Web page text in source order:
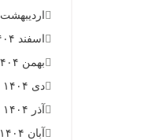
اردیبهشت ۱۴۰۵
اسفند ۱۴۰۴
بهمن ۱۴۰۴
دی ۱۴۰۴
آذر ۱۴۰۴
آبان ۱۴۰۴